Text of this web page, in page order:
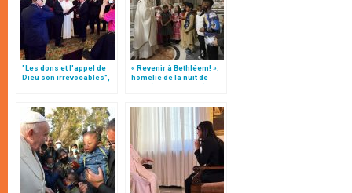
"Les dons et l'appel de
Dieu son irrévocables",
« Revenir à Bethléem! »:
homélie de la nuit de
Noël (texte complet)